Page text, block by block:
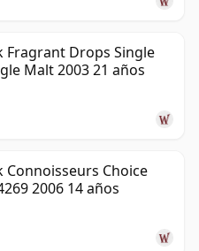
Fragrant Drops Single
Malt 2003 21 años
Connoisseurs Choice
2006 14 años